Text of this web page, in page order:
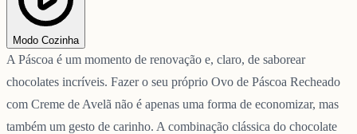
Modo Cozinha
A Páscoa é um momento de renovação e, claro, de saborear
chocolates incríveis. Fazer o seu próprio Ovo de Páscoa Recheado
com Creme de Avelã não é apenas uma forma de economizar, mas
também um gesto de carinho. A combinação clássica do chocolate